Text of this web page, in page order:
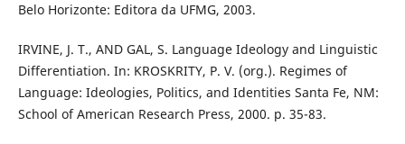
Belo Horizonte: Editora da UFMG, 2003.
IRVINE, J. T., AND GAL, S. Language Ideology and Linguistic
Differentiation. In: KROSKRITY, P. V. (org.). Regimes of
Language: Ideologies, Politics, and Identities Santa Fe, NM:
School of American Research Press, 2000. p. 35-83.